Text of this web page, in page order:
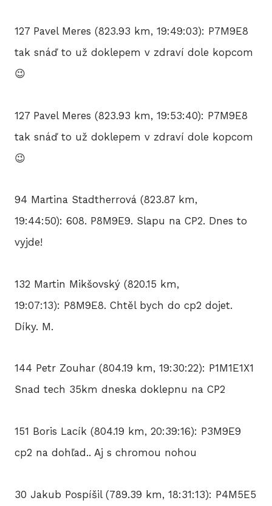
127 Pavel Meres (823.93 km, 19:49:03): P7M9E8
tak snáď to už doklepem v zdraví dole kopcom
😉
127 Pavel Meres (823.93 km, 19:53:40): P7M9E8
tak snáď to už doklepem v zdraví dole kopcom
😉
94 Martina Stadtherrová (823.87 km,
19:44:50): 608. P8M9E9. Slapu na CP2. Dnes to
vyjde!
132 Martin Mikšovský (820.15 km,
19:07:13): P8M9E8. Chtěl bych do cp2 dojet.
Díky. M.
144 Petr Zouhar (804.19 km, 19:30:22): P1M1E1X1
Snad tech 35km dneska doklepnu na CP2
151 Boris Lacík (804.19 km, 20:39:16): P3M9E9
cp2 na dohľad.. Aj s chromou nohou
30 Jakub Pospíšil (789.39 km, 18:31:13): P4M5E5